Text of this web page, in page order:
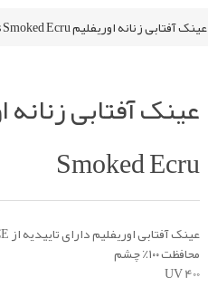
عینک آفتابی زنانه اوریفلیم Sunglasses Smoked Ecru
Smoked Ecru
عینک آفتابی اوریفلیم دارای تاییدیه از CE اروپا
محافظت ۱۰۰‎٪ چشم
‏UV 400